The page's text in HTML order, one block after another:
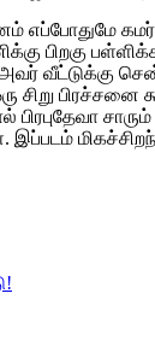
எப்போதுமே
பிறகு
வீட்டுக்கு
சிறு